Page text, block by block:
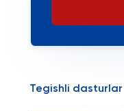
Tegishli dasturlar